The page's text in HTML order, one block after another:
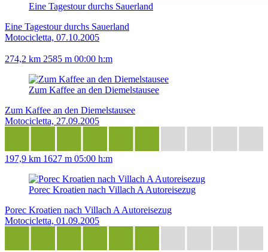
Eine Tagestour durchs Sauerland
Eine Tagestour durchs Sauerland
Motocicletta, 07.10.2005
274,2 km 2585 m 00:00 h:m
Zum Kaffee an den Diemelstausee
Zum Kaffee an den Diemelstausee
Motocicletta, 27.09.2005
197,9 km 1627 m 05:00 h:m
Porec Kroatien nach Villach A Autoreisezug
Porec Kroatien nach Villach A Autoreisezug
Motocicletta, 01.09.2005